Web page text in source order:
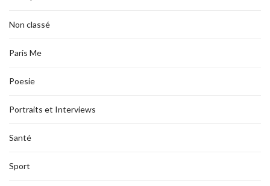
Non classé
Paris Me
Poesie
Portraits et Interviews
Santé
Sport